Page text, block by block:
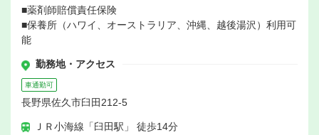
■薬剤師賠償責任保険
■保養所（ハワイ、オーストラリア、沖縄、越後湯沢）利用可
能
勤務地・アクセス
車通勤可
長野県佐久市臼田212-5
ＪＲ小海線「臼田駅」 徒歩14分